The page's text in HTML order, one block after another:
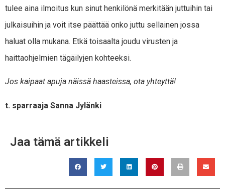
tulee aina ilmoitus kun sinut henkilönä merkitään juttuihin tai
julkaisuihin ja voit itse päättää onko juttu sellainen jossa
haluat olla mukana. Etkä toisaalta joudu virusten ja
haittaohjelmien tägäilyjen kohteeksi.
Jos kaipaat apuja näissä haasteissa, ota yhteyttä!
t. sparraaja Sanna Jylänki
Jaa tämä artikkeli